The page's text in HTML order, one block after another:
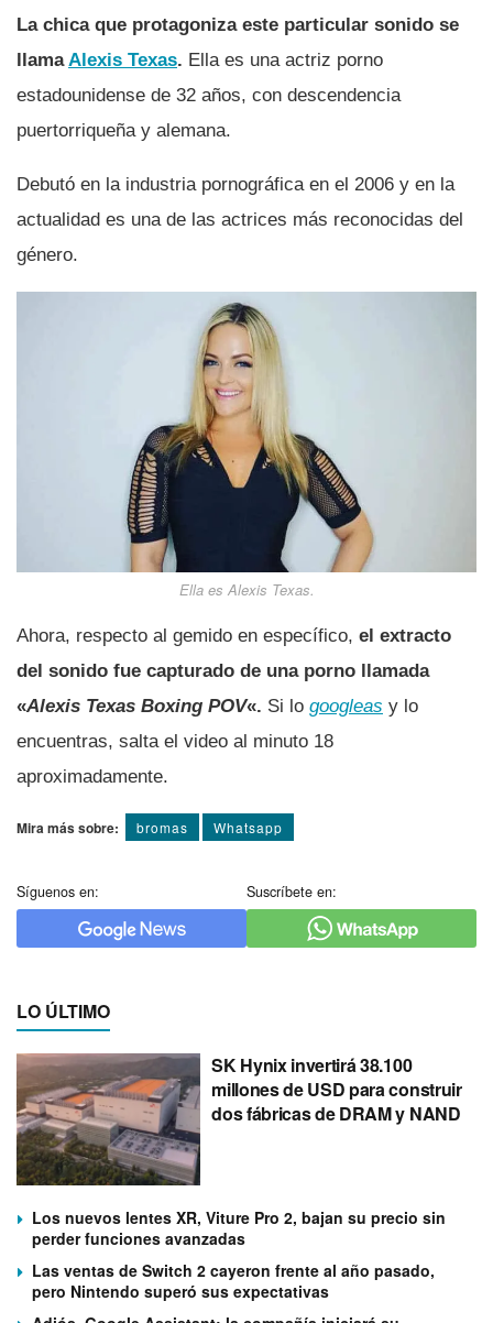
La chica que protagoniza este particular sonido se
llamaAlexis Texas. Ella es una actriz porno
estadounidense de 32 años, con descendencia
puertorriqueña y alemana.
Debutó en la industria pornográfica en el 2006 y en la
actualidad es una de las actrices más reconocidas del
género.
Ella es Alexis Texas.
Ahora, respecto al gemido en especí­fico, el extracto
del sonido fue capturado de una porno llamada
«Alexis Texas Boxing POV«. Si lo googleas y lo
encuentras, salta el video al minuto 18
aproximadamente.
Mira más sobre: bromas Whatsapp
Síguenos en: Suscríbete en:
LO ÚLTIMO
SK Hynix invertirá 38.100
millones de USD para construir
dos fábricas de DRAM y NAND
Los nuevos lentes XR, Viture Pro 2, bajan su precio sin
perder funciones avanzadas
Las ventas de Switch 2 cayeron frente al año pasado,
pero Nintendo superó sus expectativas